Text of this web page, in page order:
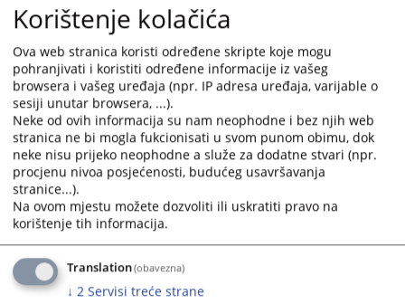
the
question
mark
key
to
get
the
keyboard
shortcuts
for
changing
dates.
the
question
mark
key
to
get
the
keyboard
shortcuts
for
dates.
16.07.2026.
16.07.2026.
Protok zemljišno-knjižnih predmeta po sudu i vrsti u 2024.
godini
16.07.2026.
Protok predmeta registracije po sudu i vrsti u 2025. godini
16.07.2026.
Podaci o oduzetoj imovinskoj koristi u 2025. godini
16.07.2026.
Protok KTA i KTN predmeta u tužilastvima u 2025. godini
Korištenje kolačića
Ova web stranica koristi određene skripte koje mogu
pohranjivati i koristiti određene informacije iz vašeg
browsera i vašeg uređaja (npr. IP adresa uređaja, varijable o
sesiji unutar browsera, ...).
Neke od ovih informacija su nam neophodne i bez njih web
stranica ne bi mogla fukcionisati u svom punom obimu, dok
neke nisu prijeko neophodne a služe za dodatne stvari (npr.
procjenu nivoa posjećenosti, budućeg usavršavanja
stranice...).
Na ovom mjestu možete dozvoliti ili uskratiti pravo na
korištenje tih informacija.
Translation(obavezna)
↓ 2 Servisi treće strane